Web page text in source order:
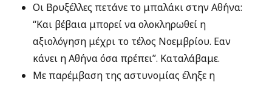
Οι Βρυξέλλες πετάνε το μπαλάκι στην Αθήνα:
“Και βέβαια μπορεί να ολοκληρωθεί η
αξιολόγηση μέχρι το τέλος Νοεμβρίου. Εαν
κάνει η Αθήνα όσα πρέπει”. Καταλάβαμε.
Με παρέμβαση της αστυνομίας έληξε η